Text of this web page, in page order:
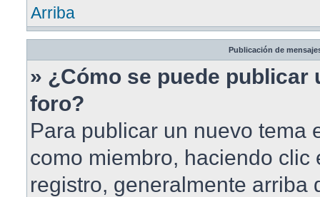
Arriba
Publicación de
» ¿Cómo se puede publicar
foro?
Para publicar un nuevo tema
como miembro, haciendo clic
registro, generalmente arriba